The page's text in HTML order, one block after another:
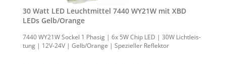
30 Watt LED Leucht­mit­tel 7440 WY21W mit XBD
LEDs Gelb/Oran­ge
7440 WY21W So­ckel 1 Pha­sig | 6x 5W Chip LED | 30W Licht­leis­
tung | 12V-​24V | Gelb/Oran­ge | Spe­zi­el­ler Re­flek­tor